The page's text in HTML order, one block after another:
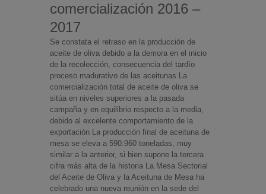
comercialización 2016 –
2017
Se constata el retraso en la producción de
aceite de oliva debido a la demora en el inicio
de la recolección, consecuencia del tardío
proceso madurativo de las aceitunas La
comercialización total de aceite de oliva se
sitúa en niveles superiores a la pasada
campaña y en equilibrio respecto a la media,
debido al excelente comportamiento de la
exportación La producción final de aceituna de
mesa se eleva a 590.960 toneladas, muy
similar a la anterior, si bien supone la tercera
cifra más alta de la historia La Mesa Sectorial
del Aceite de Oliva y la Aceituna de Mesa ha
celebrado una nueva reunión en la sede del